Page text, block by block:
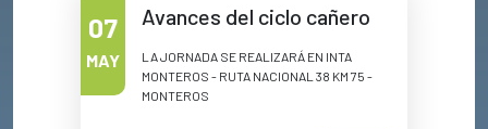
07
MAY
Avances del ciclo cañero
LA JORNADA SE REALIZARÁ EN INTA
MONTEROS - RUTA NACIONAL 38 KM 75 -
MONTEROS